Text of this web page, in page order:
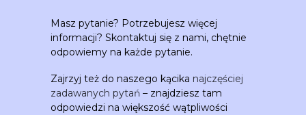
Masz pytanie? Potrzebujesz więcej
informacji? Skontaktuj się z nami, chętnie
odpowiemy na każde pytanie.
Zajrzyj też do naszego kącika najczęściej
zadawanych pytań – znajdziesz tam
odpowiedzi na większość wątpliwości